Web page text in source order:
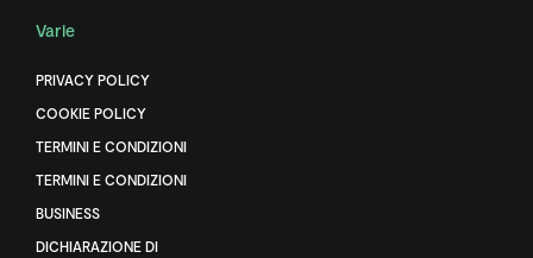
Varie
PRIVACY POLICY
COOKIE POLICY
TERMINI E CONDIZIONI
TERMINI E CONDIZIONI
BUSINESS
DICHIARAZIONE DI